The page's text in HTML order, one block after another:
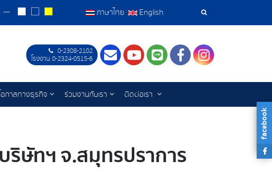
เครื่อง
ค้นหา
ภาษาไทย English
0-2308-2102
โรงงาน 0-2324-0515-6
ContactYoutube
LINEFacebookInstagram
อกาสทางธุรกิจ ร่วมงานกับเรา ติดต่อเรา
ริษัทฯ จ.สมุทรปราการ
facebook